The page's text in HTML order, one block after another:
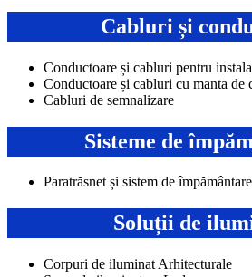
Cabluri și
Conductoare și cabluri pentru
Conductoare și cabluri cu manta de
Cabluri de semnalizare
Sisteme de
Paratrăsnet și sistem de împământare
Soluții de
Corpuri de iluminat Arhitecturale